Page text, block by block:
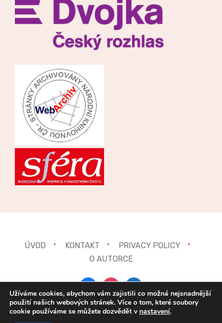
ÚVOD KONTAKT
PRIVACY POLICY
O AUTORCE
facebookinstagram
mail
Užíváme cookies, abychom vám zajistili co možná nejsnadnější
použití našich webových stránek. Více o tom, které soubory
cookie používáme se můžete dozvědět v nastavení.